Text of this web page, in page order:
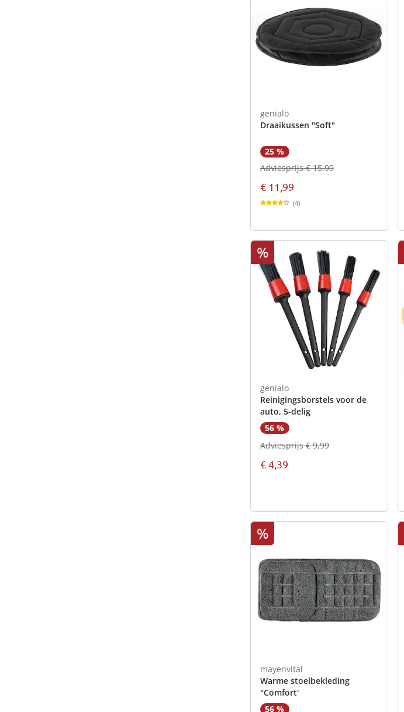
genialo
Draaikussen "Soft"
25 %
€ 11,99
Adviesprijs € 15,99
(4)
%
genialo
Reinigingsborstels voor de
auto, 5-delig
56 %
€ 4,39
Adviesprijs € 9,99
%
mayenvital
Warme stoelbekleding
"Comfort'
56 %